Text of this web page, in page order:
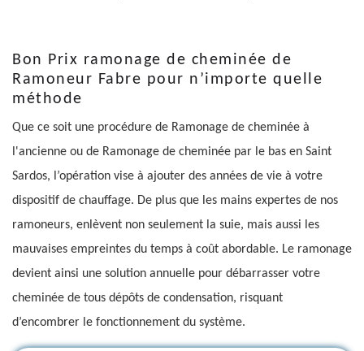
Bon Prix ramonage de cheminée de
Ramoneur Fabre pour n’importe quelle
méthode
Que ce soit une procédure de Ramonage de cheminée à
l'ancienne ou de Ramonage de cheminée par le bas en Saint
Sardos, l’opération vise à ajouter des années de vie à votre
dispositif de chauffage. De plus que les mains expertes de nos
ramoneurs, enlèvent non seulement la suie, mais aussi les
mauvaises empreintes du temps à coût abordable. Le ramonage
devient ainsi une solution annuelle pour débarrasser votre
cheminée de tous dépôts de condensation, risquant
d’encombrer le fonctionnement du système.